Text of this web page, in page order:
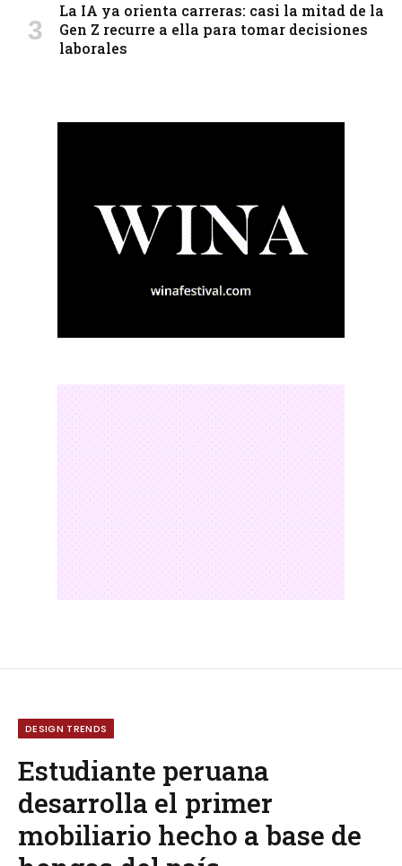
La IA ya orienta carreras: casi la mitad de la
Gen Z recurre a ella para tomar decisiones
laborales
DESIGN TRENDS
Estudiante peruana
desarrolla el primer
mobiliario hecho a base de